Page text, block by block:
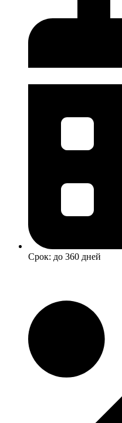
Срок: до 360 дней